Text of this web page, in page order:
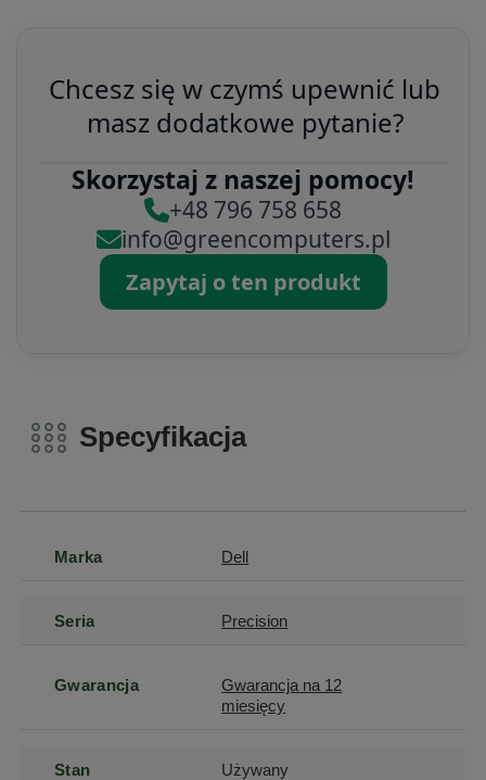
Chcesz się w czymś upewnić lub
masz dodatkowe pytanie?
Skorzystaj z naszej pomocy!
+48 796 758 658
info@greencomputers.pl
Zapytaj o ten produkt
Specyfikacja
Marka Dell
Seria Precision
Gwarancja
Gwarancja na 12
miesięcy
Stan Używany